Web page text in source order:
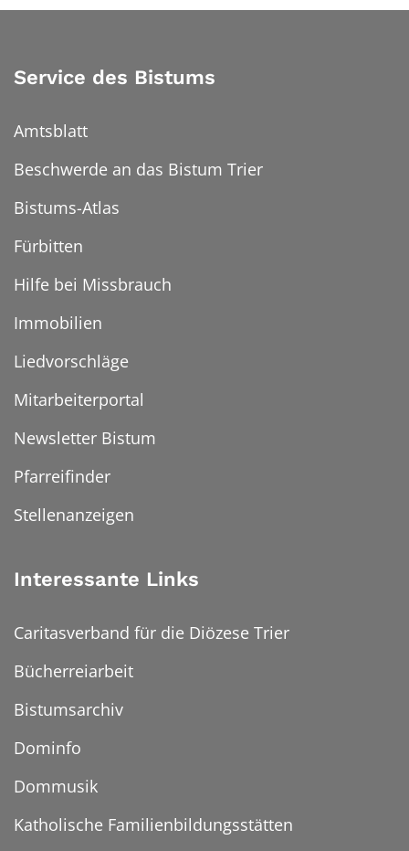
Service des Bistums
Amtsblatt
Beschwerde an das Bistum Trier
Bistums-Atlas
Fürbitten
Hilfe bei Missbrauch
Immobilien
Liedvorschläge
Mitarbeiterportal
Newsletter Bistum
Pfarreifinder
Stellenanzeigen
Interessante Links
Caritasverband für die Diözese Trier
Bücherreiarbeit
Bistumsarchiv
Dominfo
Dommusik
Katholische Familienbildungsstätten